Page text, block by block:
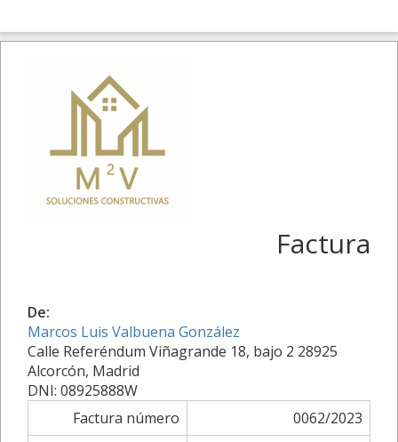
Factura
De:
Marcos Luis Valbuena González
Calle Referéndum Viñagrande 18, bajo 2 28925
Alcorcón, Madrid
DNI: 08925888W
Factura número
0062/2023